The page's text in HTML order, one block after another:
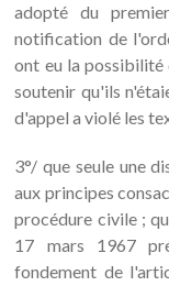
adopté du
notification de
ont eu la possibilité
soutenir qu'ils
d'appel a violé les
3°/ que seule une
aux principes
procédure civile ;
17 mars 1967
fondement de